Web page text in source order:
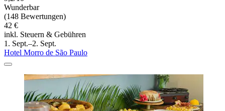
Wunderbar
(148 Bewertungen)
42 €
inkl. Steuern & Gebühren
1. Sept.–2. Sept.
Hotel Morro de São Paulo